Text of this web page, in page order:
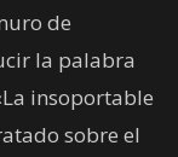
de
la palabra
insoportable
sobre el